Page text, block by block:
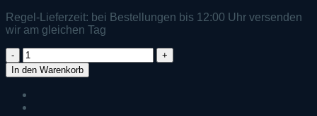
Regel-Lieferzeit: bei Bestellungen bis 12:00 Uhr versenden
wir am gleichen Tag
Zell38
Probio
Start
liquid
Vorteilsset
In den Warenkorb